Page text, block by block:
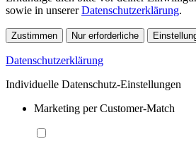
sowie in unsererDatenschutzerklärung.
Zustimmen Nur erforderliche
Datenschutzerklärung
Individuelle Datenschutz-Einstellungen
Marketing per Customer-Match